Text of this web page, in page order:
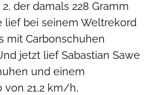
der damals 228 Gramm
lief bei seinem Weltrekord
mit Carbonschuhen
jetzt lief Sabastian Sawe
und einem
von 21,2 km/h,